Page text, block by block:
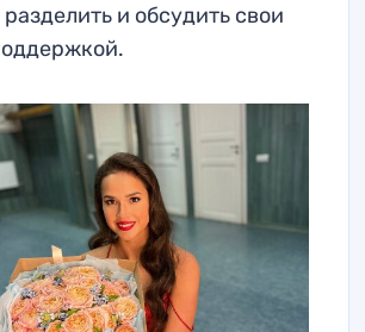
и обсудить свои